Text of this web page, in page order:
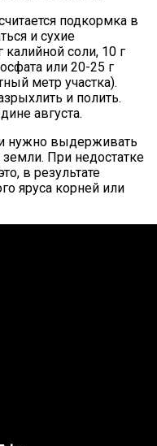
подкормка в
и сухие
соли, 10 г
или 20-25 г
метр участка).
и полить.
августа.
нужно выдерживать
При недостатке
в результате
яруса корней или